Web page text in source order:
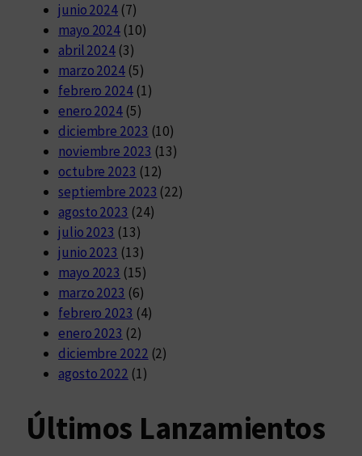
junio 2024 (7)
mayo 2024 (10)
abril 2024 (3)
marzo 2024 (5)
febrero 2024(1)
enero 2024 (5)
diciembre 2023 (10)
noviembre 2023 (13)
octubre 2023 (12)
septiembre 2023 (22)
agosto 2023 (24)
julio 2023 (13)
junio 2023 (13)
mayo 2023 (15)
marzo 2023 (6)
febrero 2023 (4)
enero 2023 (2)
diciembre 2022 (2)
agosto 2022 (1)
Últimos Lanzamientos